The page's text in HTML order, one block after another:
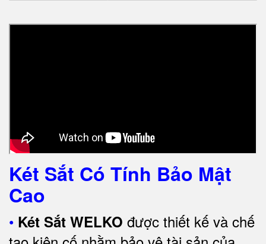
Két Sắt Có Tính Bảo Mật
Cao
• Két Sắt WELKO được thiết kế và chế